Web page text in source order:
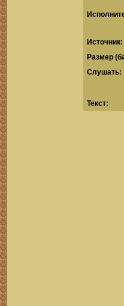
Источник:
Размер
Cлушать:
Текст: